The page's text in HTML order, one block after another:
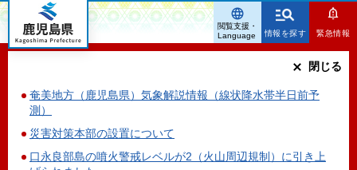
鹿児島県
情報を探す 緊急情報
奄美地方（鹿児島県）気象解説情報（線状降水帯半日前予
測）
災害対策本部の設置について
口永良部島の噴火警戒レベルが2（火山周辺規制）に引き上
閉じる
閲覧支援・
Language